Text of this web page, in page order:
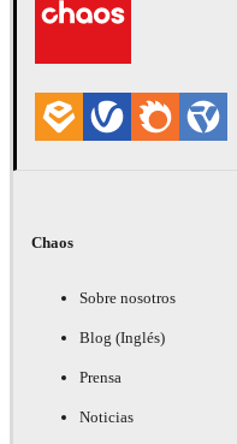
Chaos
Sobre nosotros
Blog (Inglés)
Prensa
Noticias